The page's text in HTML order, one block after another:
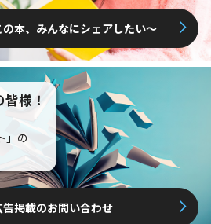
の本、みんなにシェアしたい〜
様！
」の
告掲載のお問い合わせ